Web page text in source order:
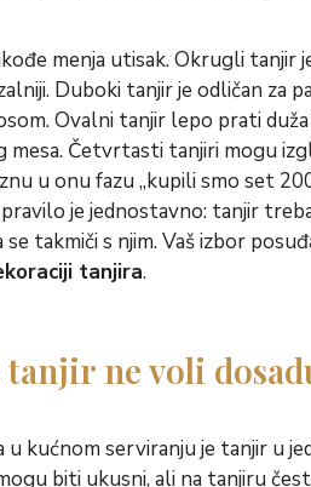
menja utisak. Okrugli tanjir
Duboki tanjir je odličan za
Ovalni tanjir lepo prati duža
mesa. Četvrtasti tanjiri mogu
u onu fazu „kupili smo set
pravilo je jednostavno: tanjir
takmiči s njim. Vaš izbor
tanjira.
ne voli
u kućnom serviranju je tanjir u
biti ukusni, ali na tanjiru